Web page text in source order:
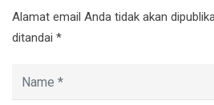
Alamat email Anda tidak akan
ditandai *